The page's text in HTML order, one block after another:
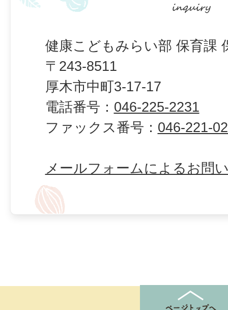
健康こどもみらい部 保育課
〒243-8511
厚木市中町3-17-17
電話番号： 046-225-2231
ファックス番号： 046-221-
メールフォームによるお問